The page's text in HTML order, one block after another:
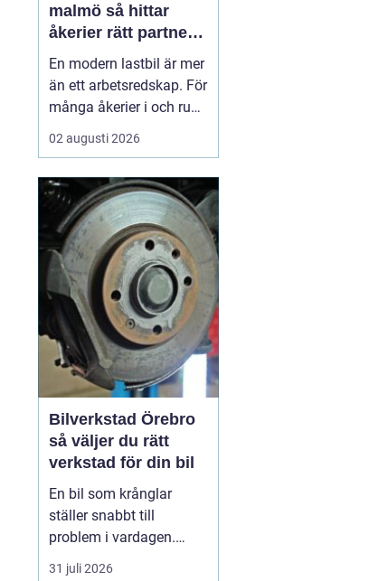
malmö så hittar
åkerier rätt partner
för trygga mil på
vägarna
En modern lastbil är mer
än ett arbetsredskap. För
många åkerier i och runt
Malmö är den hjärtat i
hela verksamheten. När
timme dyr. Därför söker
många företag inte bara
en verkstad, utan en
långsiktig
samarbetspartner s...
02 augusti 2026
Bilverkstad Örebro
så väljer du rätt
verkstad för din bil
En bil som krånglar
ställer snabbt till
problem i vardagen.
Oavsett om du pendlar
31 juli 2026